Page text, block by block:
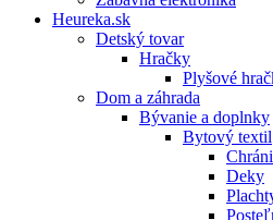
Heureka.sk
Detský tovar
Hračky
Plyšové
Dom a záhrada
Bývanie a doplnky
Bytový textil
Deky